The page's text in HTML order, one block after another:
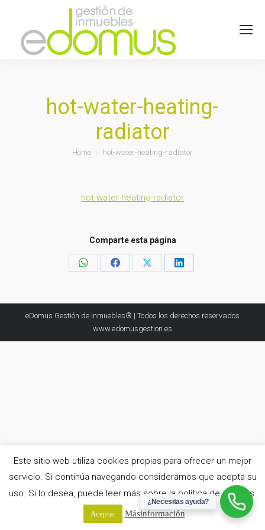
hot-water-heating-
radiator
You are here:
Home hot-water-heating-radiator
hot-water-heating-radiator
Comparte esta página
Share
WhatsApp
Share
Facebook
Share
X
Share
LinkedIn
eDomus Gestión de Inmuebles® | Todos los derechos reservados
www.edomusgestion.es
Este sitio web utiliza cookies propias para ofrecer un mejor
servicio. Si continúa navegando consideramos que acepta su
uso. Si lo desea, puede leer más sobre la política de cookies.
Aceptar Más información
¿Necesitas ayuda?